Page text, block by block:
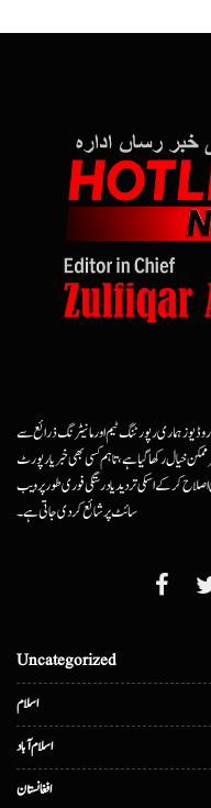
وڈیوز ہماری رپورٹنگ ٹیم اور مانیٹرنگ ذرائع سے
خیال رکھا گیا ہے، تاہم کسی بھی خبر یا رپورٹ
کرکے اسکی تردید یا درستگی فوری طور پر ویب
سائٹ پر شائع کردی جاتی ہے۔
Uncategorized
اسلام
اسلام آباد
افغانستان